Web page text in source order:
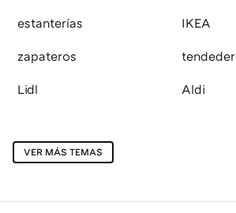
estanterías IKEA
zapateros
Lidl Aldi
VER MÁS TEMAS